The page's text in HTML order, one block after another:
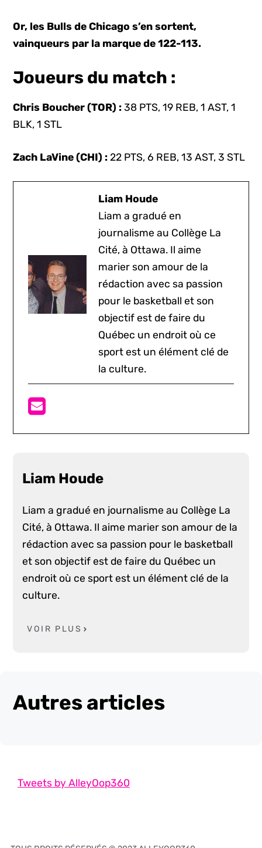
Or, les Bulls de Chicago s’en sortent,
vainqueurs par la marque de 122-113.
Joueurs du match :
Chris Boucher (TOR) : 38 PTS, 19 REB, 1 AST, 1
BLK, 1 STL
Zach LaVine (CHI) : 22 PTS, 6 REB, 13 AST, 3 STL
Liam Houde
Liam a gradué en
journalisme au Collège La
Cité, à Ottawa. Il aime
marier son amour de la
rédaction avec sa passion
pour le basketball et son
objectif est de faire du
Québec un endroit où ce
sport est un élément clé de
la culture.
Liam Houde
Liam a gradué en journalisme au Collège La
Cité, à Ottawa. Il aime marier son amour de la
rédaction avec sa passion pour le basketball
et son objectif est de faire du Québec un
endroit où ce sport est un élément clé de la
culture.
VOIR PLUS
Autres articles
Tweets by AlleyOop360